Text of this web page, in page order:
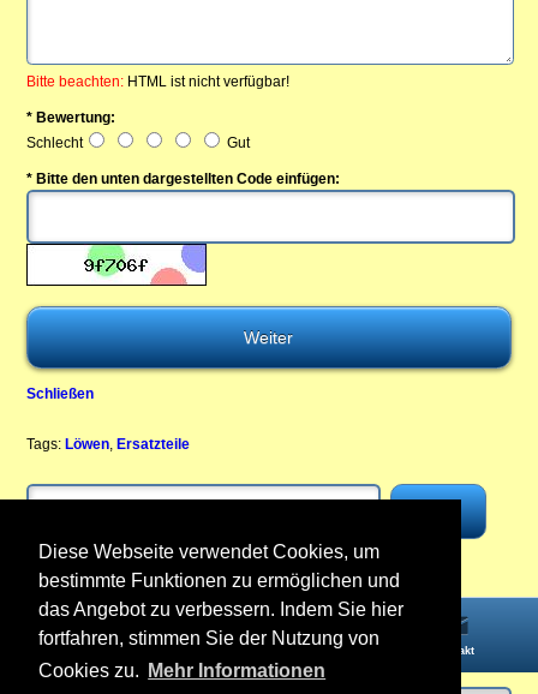
Diese Webseite verwendet Cookies, um
bestimmte Funktionen zu ermöglichen und
das Angebot zu verbessern. Indem Sie hier
fortfahren, stimmen Sie der Nutzung von
Cookies zu.
Mehr Informationen
Bitte beachten: HTML ist nicht verfügbar!
* Bewertung:
Schlecht
Gut
* Bitte den unten dargestellten Code einfügen:
Schließen
Tags: Löwen ,Ersatzteile
Konto Kontakt